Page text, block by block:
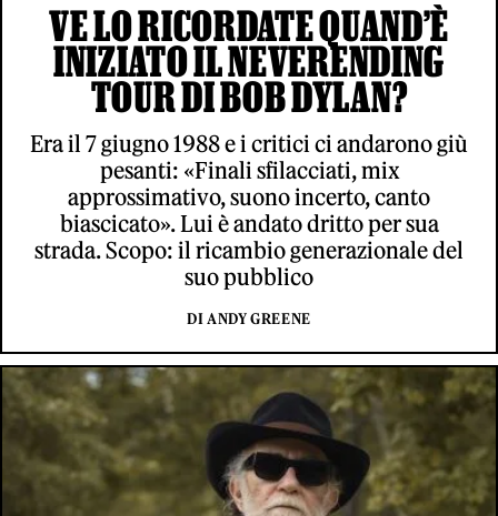
VE LO RICORDATE QUAND’È
INIZIATO IL NEVERENDING
TOUR DI BOB DYLAN?
Era il 7 giugno 1988 e i critici ci andarono giù
pesanti: «Finali sfilacciati, mix
approssimativo, suono incerto, canto
biascicato». Lui è andato dritto per sua
strada. Scopo: il ricambio generazionale del
suo pubblico
DI ANDY GREENE